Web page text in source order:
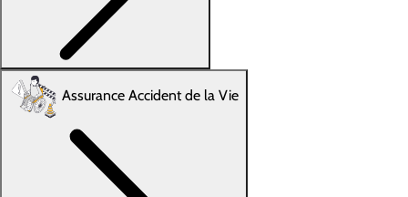
Assurance Accident de la Vie